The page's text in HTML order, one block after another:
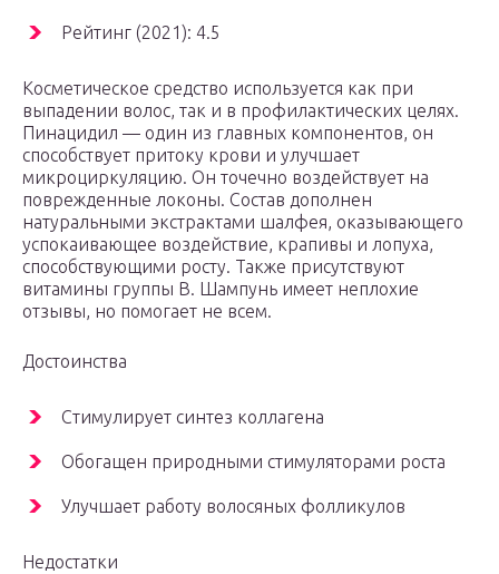
Рейтинг (2021): 4.5
Косметическое средство используется как при
выпадении волос, так и в профилактических целях.
Пинацидил — один из главных компонентов, он
способствует притоку крови и улучшает
микроциркуляцию. Он точечно воздействует на
поврежденные локоны. Состав дополнен
натуральными экстрактами шалфея, оказывающего
успокаивающее воздействие, крапивы и лопуха,
способствующими росту. Также присутствуют
витамины группы B. Шампунь имеет неплохие
отзывы, но помогает не всем.
Достоинства
Стимулирует синтез коллагена
Обогащен природными стимуляторами роста
Улучшает работу волосяных фолликулов
Недостатки